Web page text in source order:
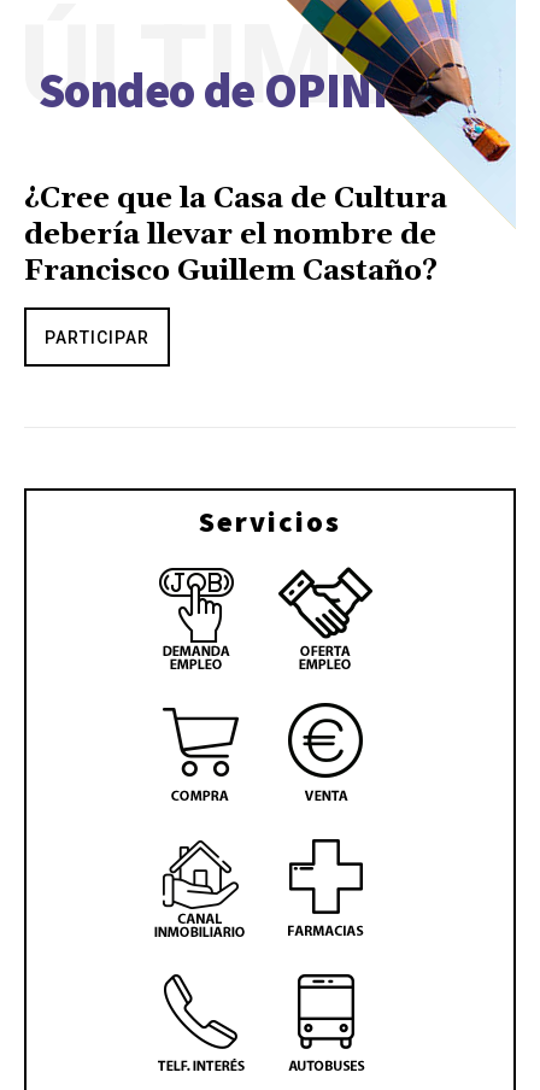
Sondeo de OPINIÓN
ÚLTIMO
¿Cree que la Casa de Cultura
debería llevar el nombre de
Francisco Guillem Castaño?
PARTICIPAR
Servicios